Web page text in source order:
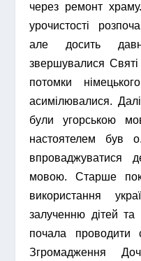
через ремонт
урочистості
але досить
звершувалися
потомки
асимілювалися.
були угорською
настоятелем був
впроваджуватися
мовою. Старше
використання
залученню дітей та
почала проводити
Згромадження